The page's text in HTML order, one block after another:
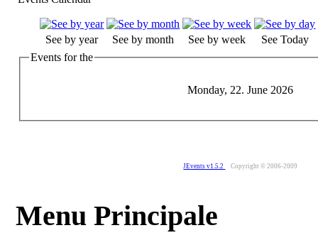
See by year See by month See by week
See Today
Events for the
Monday, 22. June 2026
JEvents v1.5.2 Copyright © 2006-2009
Menu Principale